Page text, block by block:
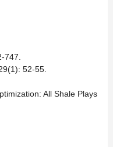
747.
52-55.
All Shale Plays